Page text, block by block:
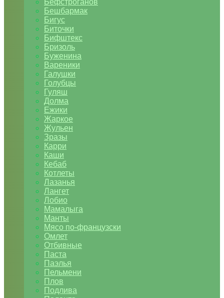
Бефстроганов
Бешбармак
Бигус
Биточки
Бифштекс
Бризоль
Буженина
Вареники
Галушки
Голубцы
Гуляш
Долма
Ежики
Жаркое
Жульен
Зразы
Карри
Каши
Кебаб
Котлеты
Лазанья
Лангет
Лобио
Мамалыга
Манты
Мясо по-французски
Омлет
Отбивные
Паста
Паэлья
Пельмени
Плов
Подлива